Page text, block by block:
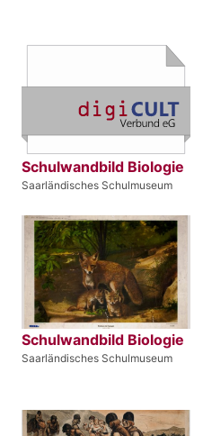
Schulwandbild Biologie
Saarländisches Schulmuseum
Schulwandbild Biologie
Saarländisches Schulmuseum